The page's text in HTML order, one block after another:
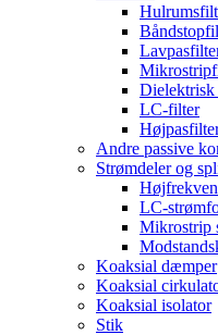
LC-filter
Andre passive
Strømdeler og
LC-
Mikrostrip
Koaksial dæmper
Koaksial
Koaksial isolator
Stik